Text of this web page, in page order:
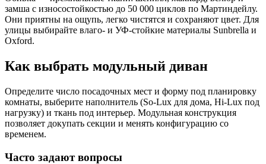
замша с износостойкостью до 50 000 циклов по Мартиндейлу.
Они приятны на ощупь, легко чистятся и сохраняют цвет. Для
улицы выбирайте влаго- и УФ-стойкие материалы Sunbrella и
Oxford.
Как выбрать модульный диван
Определите число посадочных мест и форму под планировку
комнаты, выберите наполнитель (So-Lux для дома, Hi-Lux под
нагрузку) и ткань под интерьер. Модульная конструкция
позволяет докупать секции и менять конфигурацию со
временем.
Часто задают вопросы